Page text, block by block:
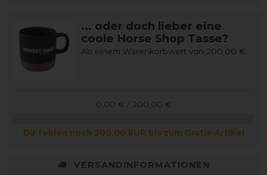
... oder doch lieber eine
coole Horse Shop Tasse?
Ab einem Warenkorbwert von 200,00 €
0,00 € / 200,00 €
Dir fehlen noch 200,00 EUR bis zum Gratis-Artikel
VERSANDINFORMATIONEN